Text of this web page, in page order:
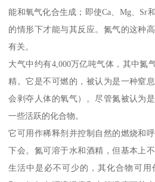
能和氧气化合生成；即使Ca、Mg、Sr
的情形下才能与其反应。氮气的这种
有关。
大气中约有4,000万亿吨气体，其中氮
精。它是不可燃的，被认为是一种窒
会剥夺人体的氧气）。尽管氮被认为
一些活跃的化合物。
它可用作稀释剂并控制自然的燃烧和
下会。氮可溶于水和酒精，但基本上
生活中是必不可少的，其化合物可